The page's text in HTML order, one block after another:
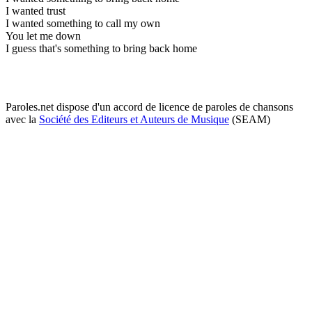
I wanted trust
I wanted something to call my own
You let me down
I guess that's something to bring back home
Paroles.net dispose d'un accord de licence de paroles de chansons
avec la Société des Editeurs et Auteurs de Musique (SEAM)